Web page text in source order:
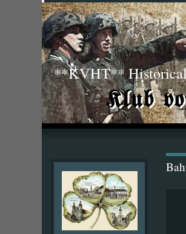
**KVHT** Historical